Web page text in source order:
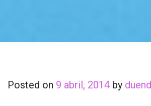
Posted on 9 abril, 2014 by